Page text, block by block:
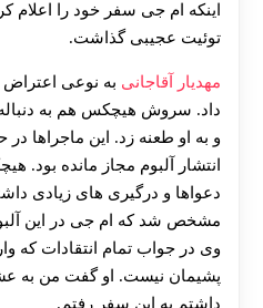
اینکه ام جی سفر خود را اعلام
توئیت عجیبی گذاشت.
مهدیار آقاجانی به نوعی
داد. سروش هیچکس هم به
انتشار آلبوم مجاز مانده بود.
دعواها و درگیری های زیادی
مشخص شد که ام جی در این
وی در جواب تمام انتقادات که
پشیمان نیست. او گفت من به
داشتم به این سفر رفتم.